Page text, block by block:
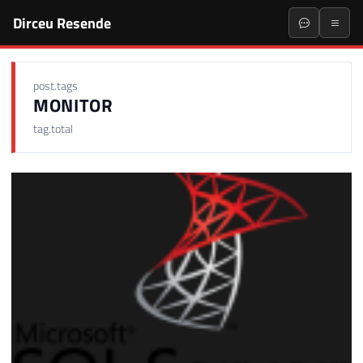
Dirceu Resende
post.tags
MONITOR
tag.total